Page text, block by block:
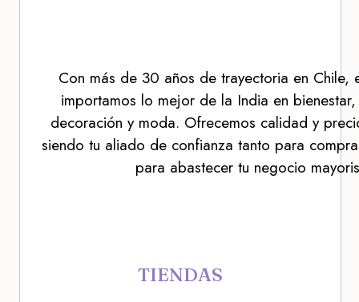
Con más de 30 años de trayectoria en Chile,
importamos lo mejor de la India en
decoración y moda. Ofrecemos calidad y
siendo tu aliado de confianza tanto para
para abastecer tu negocio
TIENDAS